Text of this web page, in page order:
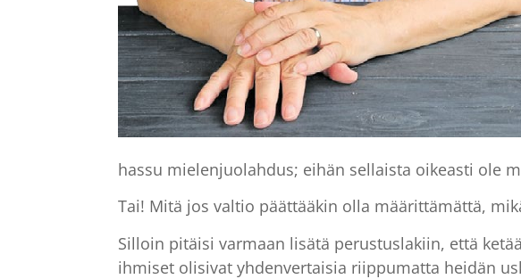
hassu mielenjuolahdus; eihän sellaista oikeasti ole
Tai! Mitä jos valtio päättääkin olla määrittämättä,
Silloin pitäisi varmaan lisätä perustuslakiin, että
ihmiset olisivat yhdenvertaisia riippumatta heidän